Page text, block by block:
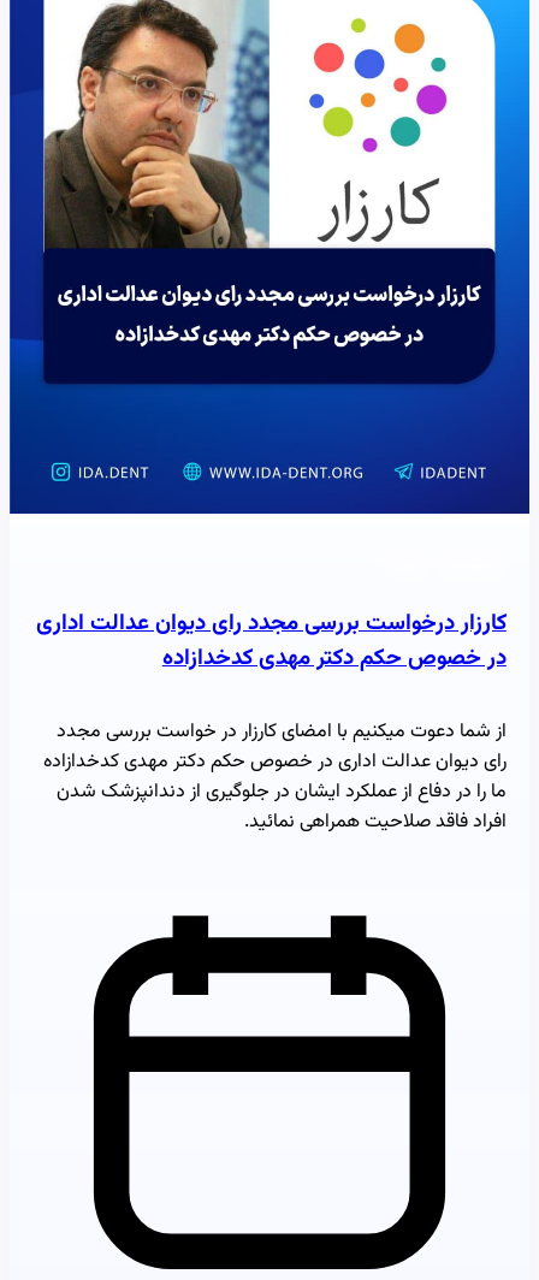
کارزار درخواست بررسی مجدد رای دیوان عدالت اداری
در خصوص حکم دکتر مهدی کدخدازاده
از شما دعوت میکنیم با امضای کارزار در خواست بررسی مجدد
رای دیوان عدالت اداری در خصوص حکم دکتر مهدی کدخدازاده
ما را در دفاع از عملکرد ایشان در جلوگیری از دندانپزشک شدن
افراد فاقد صلاحیت همراهی نمائید.